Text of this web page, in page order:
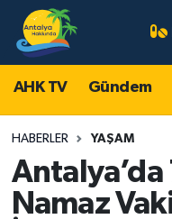
AHK TV Gündem
HABERLER YAŞAM
Antalya’da
Namaz
AHK TV
Gündem
Asayiş
Turizm
Antalya Nöbetçi
Antalya Hava
Antalya Namaz
Antalya Trafik